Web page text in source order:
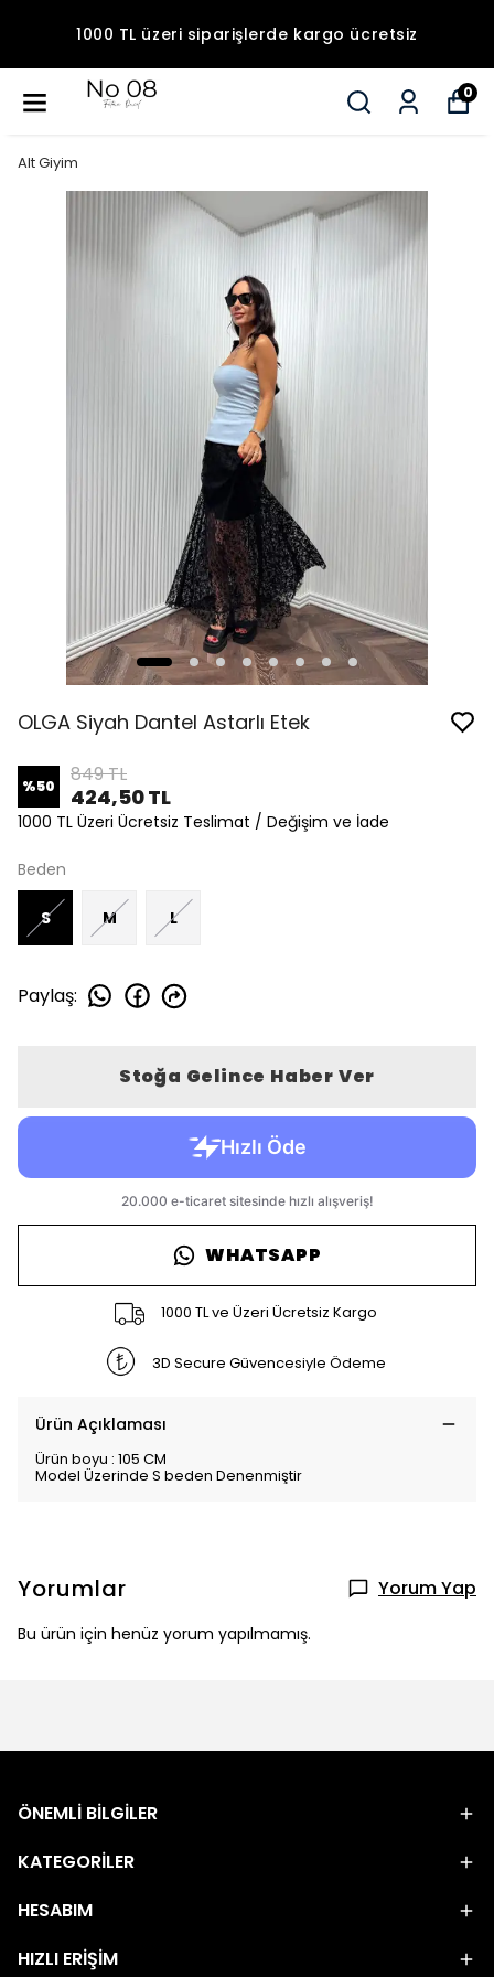
1000 TL üzeri siparişlerde kargo ücretsiz
0
Alt Giyim
OLGA Siyah Dantel Astarlı Etek
%50 849 TL
424,50 TL
1000 TL Üzeri Ücretsiz Teslimat / Değişim ve İade
Beden
S M L
Paylaş:
Stoğa Gelince Haber Ver
WHATSAPP
1000 TL ve Üzeri Ücretsiz Kargo
3D Secure Güvencesiyle Ödeme
Ürün Açıklaması
Ürün boyu : 105 CM
Model Üzerinde S beden Denenmiştir
Yorumlar Yorum Yap
Bu ürün için henüz yorum yapılmamış.
ÖNEMLİ BİLGİLER
KATEGORİLER
HESABIM
HIZLI ERİŞİM